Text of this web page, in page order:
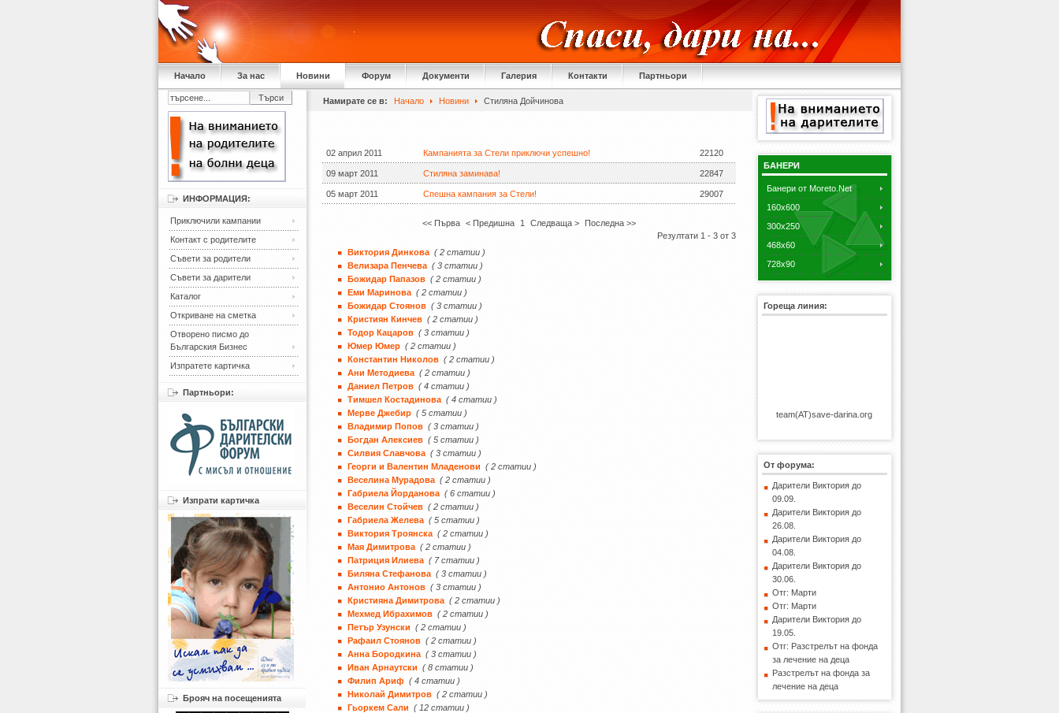
Начало За нас Новини Форум Документи Галерия Контакти Партньори
Намирате се в: Начало Новини Стиляна Дойчинова
02 април 2011 Кампанията за Стели приключи успешно! 22120
09 март 2011 Стиляна заминава! 22847
05 март 2011 Спешна кампания за Стели! 29007
<< Първа < Предишна 1 Следваща >
Последна >>
Резултати 1 - 3 от 3
Виктория Динкова ( 2 статии )
Велизара Пенчева ( 3 статии )
Божидар Папазов ( 2 статии )
Еми Маринова ( 2 статии )
Божидар Стоянов ( 3 статии )
Кристиян Кинчев ( 2 статии )
Тодор Кацаров ( 3 статии )
Юмер Юмер ( 2 статии )
Константин Николов ( 2 статии )
Ани Методиева ( 2 статии )
Даниел Петров ( 4 статии )
Тимшел Костадинова ( 4 статии )
Мерве Джебир ( 5 статии )
Владимир Попов ( 3 статии )
Богдан Алексиев ( 5 статии )
Силвия Славчова ( 3 статии )
Георги и Валентин Младенови
( 2 статии )
Веселина Мурадова ( 2 статии )
Габриела Йорданова ( 6 статии )
Веселин Стойчев ( 2 статии )
Габриела Желева ( 5 статии )
Виктория Троянска ( 2 статии )
Мая Димитрова ( 2 статии )
Патриция Илиева ( 7 статии )
Биляна Стефанова ( 3 статии )
Антонио Антонов ( 3 статии )
Кристияна Димитрова ( 2 статии )
Мехмед Ибрахимов ( 2 статии )
Петър Узунски
( 2 статии )
Рафаил Стоянов ( 2 статии )
Анна Бородкина ( 3 статии )
Иван Арнаутски
( 8 статии )
Филип Ариф ( 4 статии )
Николай Димитров ( 2 статии )
Гьоркем Сали
( 12 статии )
БАНЕРИ
Банери от Moreto.Net
160x600
300x250
468x60
728x90
Гореща линия:
team(AT)save-darina.org
От форума:
Дарители Виктория до
09.09.
Дарители Виктория до
26.08.
Дарители Виктория до
04.08.
Дарители Виктория до
30.06.
Отг: Марти
Отг: Марти
Дарители Виктория до
19.05.
Отг: Разстрелът на фонда
за лечение на деца
Разстрелът на фонда за
лечение на деца
ИНФОРМАЦИЯ:
Приключили кампании
Контакт с родителите
Съвети за родители
Съвети за дарители
Каталог
Откриване на сметка
Отворено писмо до
Българския Бизнес
Изпратете картичка
Партньори:
Изпрати картичка
Брояч на посещенията